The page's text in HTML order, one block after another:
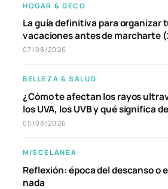
HOGAR & DECO
La guía definitiva para organizar
vacaciones antes de marcharte
07/08/2026
BELLEZA & SALUD
¿Cómo te afectan los rayos
los UVA, los UVB y qué significa
05/08/2026
MISCELÁNEA
Reflexión: época del descanso o
nada